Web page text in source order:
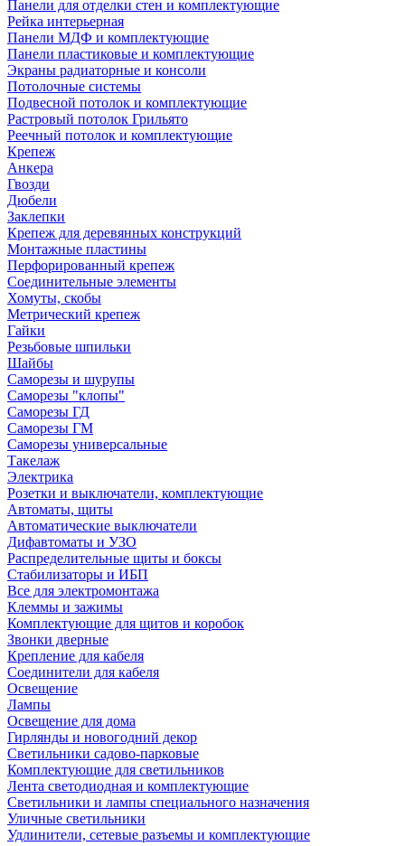
Панели для отделки стен и комплектующие
Рейка интерьерная
Панели МДФ и комплектующие
Панели пластиковые и комплектующие
Экраны радиаторные и консоли
Потолочные системы
Подвесной потолок и комплектующие
Растровый потолок Грильято
Реечный потолок и комплектующие
Крепеж
Анкера
Гвозди
Дюбели
Заклепки
Крепеж для деревянных конструкций
Монтажные пластины
Перфорированный крепеж
Соединительные элементы
Хомуты, скобы
Метрический крепеж
Гайки
Резьбовые шпильки
Шайбы
Саморезы и шурупы
Саморезы "клопы"
Саморезы ГД
Саморезы ГМ
Саморезы универсальные
Такелаж
Электрика
Розетки и выключатели, комплектующие
Автоматы, щиты
Автоматические выключатели
Дифавтоматы и УЗО
Распределительные щиты и боксы
Стабилизаторы и ИБП
Все для электромонтажа
Клеммы и зажимы
Комплектующие для щитов и коробок
Звонки дверные
Крепление для кабеля
Соединители для кабеля
Освещение
Лампы
Освещение для дома
Гирлянды и новогодний декор
Светильники садово-парковые
Комплектующие для светильников
Лента светодиодная и комплектующие
Светильники и лампы специального назначения
Уличные светильники
Удлинители, сетевые разъемы и комплектующие